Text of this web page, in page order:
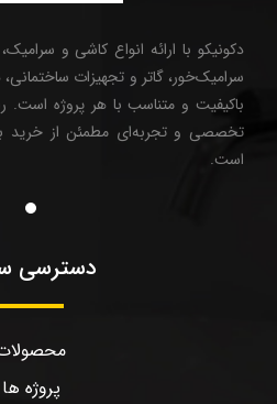
دکونیکو با ارائه انواع کاشی و
سرامیک‌خور، گاتر و تجهیزات
باکیفیت و متناسب با هر پروژه است.
تخصصی و تجربه‌ای مطمئن از خرید
است.
دسترسی
پروژه ها